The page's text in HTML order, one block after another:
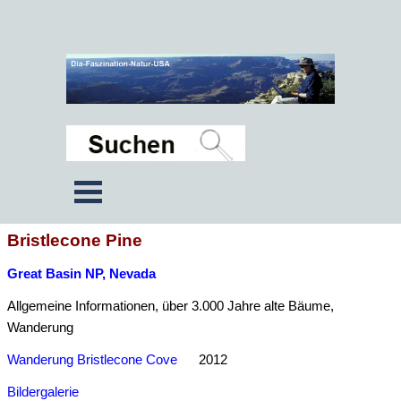
Bristlecone Pine
Great Basin NP, Nevada
Allgemeine Informationen, über 3.000 Jahre alte Bäume,
Wanderung
Wanderung Bristlecone Cove 2012
Bildergalerie